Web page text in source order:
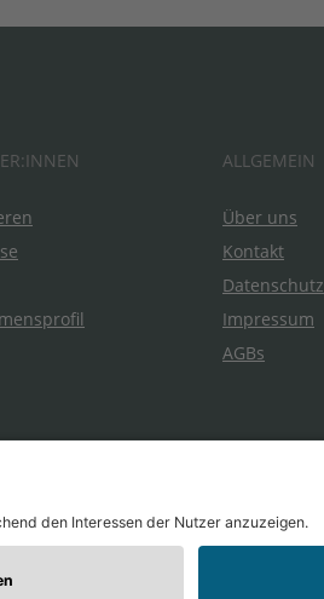
ALLGEMEIN
Über uns
Kontakt
Datenschutz
Impressum
AGBs